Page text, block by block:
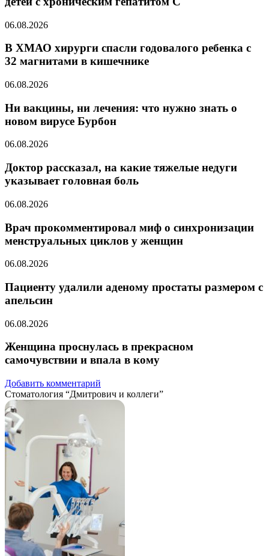
06.08.2026
В ХМАО хирурги спасли годовалого ребенка с
32 магнитами в кишечнике
06.08.2026
Ни вакцины, ни лечения: что нужно знать о
новом вирусе Бурбон
06.08.2026
Доктор рассказал, на какие тяжелые недуги
указывает головная боль
06.08.2026
Врач прокомментировал миф о синхронизации
менструальных циклов у женщин
06.08.2026
Пациенту удалили аденому простаты размером с
апельсин
06.08.2026
Женщина проснулась в прекрасном
самочувствии и впала в кому
Добавить комментарий
Стоматология “Дмитрович и коллеги”